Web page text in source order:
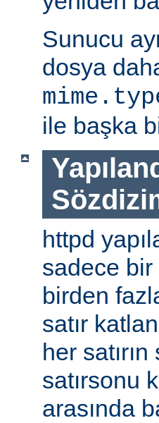
Sunucu
dosya
ile başka
httpd
sadece
birden
satır
her
satırsonu
arasında